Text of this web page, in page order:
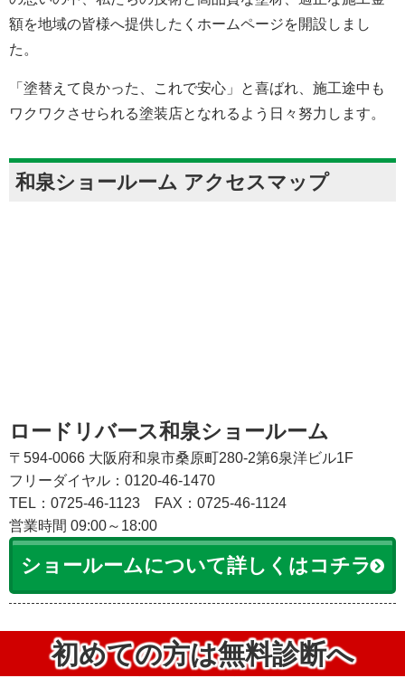
額を地域の皆様へ提供したくホームページを開設しまし
た。
「塗替えて良かった、これで安心」と喜ばれ、施工途中も
ワクワクさせられる塗装店となれるよう日々努力します。
和泉ショールーム アクセスマップ
ロードリバース和泉ショールーム
〒594-0066 大阪府和泉市桑原町280-2第6泉洋ビル1F
フリーダイヤル：0120-46-1470
TEL：0725-46-1123
FAX：0725-46-1124
営業時間 09:00～18:00
ショールームについて詳しくはコチラ
初めての方は無料診断へ